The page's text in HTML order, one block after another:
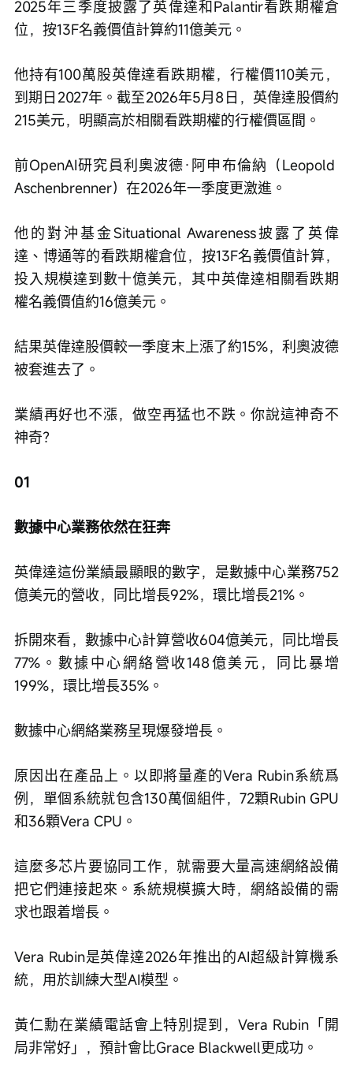
2025年三季度披露了英偉達和Palantir看跌期權倉
位，按13F名義價值計算約11億美元。
他持有100萬股英偉達看跌期權，行權價110美元，
到期日2027年。截至2026年5月8日，英偉達股價約
215美元，明顯高於相關看跌期權的行權價區間。
前OpenAI研究員利奧波德·阿申布倫納（Leopold
Aschenbrenner）在2026年一季度更激進。
他的對沖基金Situational Awareness披露了英偉
達、博通等的看跌期權倉位，按13F名義價值計算，
投入規模達到數十億美元，其中英偉達相關看跌期
權名義價值約16億美元。
結果英偉達股價較一季度末上漲了約15%，利奧波德
被套進去了。
業績再好也不漲，做空再猛也不跌。你說這神奇不
神奇？
01
數據中心業務依然在狂奔
英偉達這份業績最顯眼的數字，是數據中心業務752
億美元的營收，同比增長92%，環比增長21%。
拆開來看，數據中心計算營收604億美元，同比增長
77%。數據中心網絡營收148億美元，同比暴增
199%，環比增長35%。
數據中心網絡業務呈現爆發增長。
原因出在產品上。以即將量產的Vera Rubin系統爲
例，單個系統就包含130萬個組件，72顆Rubin GPU
和36顆Vera CPU。
這麼多芯片要協同工作，就需要大量高速網絡設備
把它們連接起來。系統規模擴大時，網絡設備的需
求也跟着增長。
Vera Rubin是英偉達2026年推出的AI超級計算機系
統，用於訓練大型AI模型。
黃仁勳在業績電話會上特別提到，Vera Rubin「開
局非常好」，預計會比Grace Blackwell更成功。